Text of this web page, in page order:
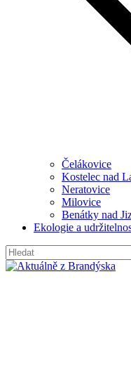
Čelákovice
Kostelec nad
Neratovice
Milovice
Benátky nad
Ekologie a